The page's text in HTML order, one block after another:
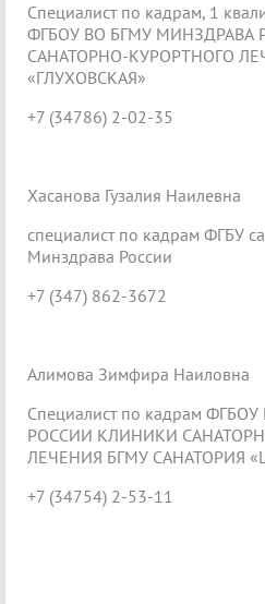
Специалист по кадрам, 1
ФГБОУ ВО БГМУ МИНЗДРАВА
САНАТОРНО-КУРОРТНОГО
«ГЛУХОВСКАЯ»
+7 (34786) 2-02-35
Хасанова Гузалия Наилевна
специалист по кадрам ФГБУ
Минздрава России
+7 (347) 862-3672
Алимова Зимфира Наиловна
Специалист по кадрам
РОССИИ КЛИНИКИ
ЛЕЧЕНИЯ БГМУ САНАТОРИЯ
+7 (34754) 2-53-11